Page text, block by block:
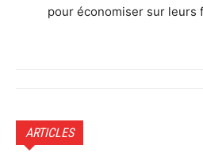
pour économiser sur leurs
ARTICLES